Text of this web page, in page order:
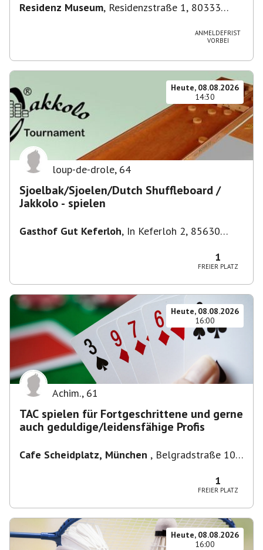
Residenz Museum, Residenzstraße 1, 80333
ANMELDEFRIST
VORBEI
Heute, 08.08.2026
14:30
loup-de-drole, 64
Sjoelbak/Sjoelen/Dutch Shuffleboard /
Jakkolo - spielen
Gasthof Gut Keferloh, In Keferloh 2, 85630
1
FREIER PLATZ
Heute, 08.08.2026
16:00
Achim., 61
TAC spielen für Fortgeschrittene und gerne
auch geduldige/leidensfähige Profis
Cafe Scheidplatz, München , Belgradstraße 104,
1
FREIER PLATZ
Heute, 08.08.2026
16:00